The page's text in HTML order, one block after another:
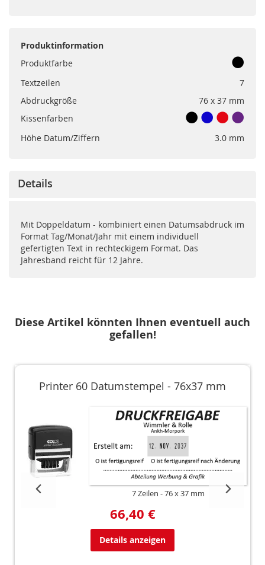
Produktinformation
Produktfarbe
Textzeilen
7
Abdruckgröße
76 x 37 mm
Kissenfarben
Höhe Datum/Ziffern
3.0 mm
Details
Mit Doppeldatum - kombiniert einen Datumsabdruck im
Format Tag/Monat/Jahr mit einem individuell
gefertigten Text in rechteckigem Format. Das
Jahresband reicht für 12 Jahre.
Diese Artikel könnten Ihnen eventuell auch
gefallen!
Printer 60 Datumstempel - 76x37 mm
7 Zeilen 76 x 37 mm
66,40 €
Details anzeigen